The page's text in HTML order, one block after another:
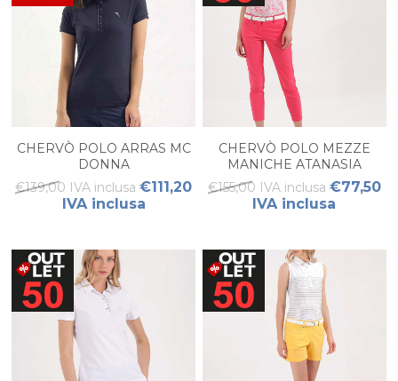
CHERVÒ POLO ARRAS MC
DONNA
€139,00 IVA inclusa €111,20
IVA inclusa
CHERVÒ POLO MEZZE
MANICHE ATANASIA
DONNA
€155,00 IVA inclusa €77,50
IVA inclusa